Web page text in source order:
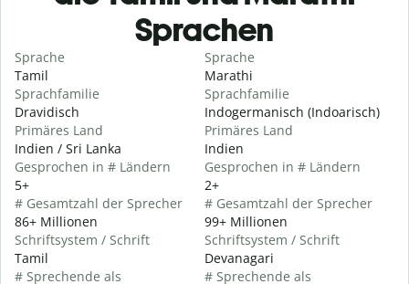
Sprachen
Sprache
Tamil
Sprachfamilie
Dravidisch
Primäres Land
Indien / Sri Lanka
Gesprochen in # Ländern
5+
# Gesamtzahl der Sprecher
86+ Millionen
Schriftsystem / Schrift
Tamil
# Sprechende als
Sprache
Marathi
Sprachfamilie
Indogermanisch (Indoarisch)
Primäres Land
Indien
Gesprochen in # Ländern
2+
# Gesamtzahl der Sprecher
99+ Millionen
Schriftsystem / Schrift
Devanagari
# Sprechende als